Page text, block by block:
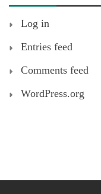
Log in
Entries feed
Comments feed
WordPress.org